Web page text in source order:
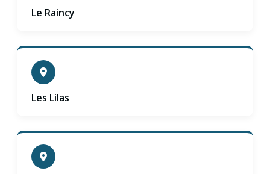
Le Raincy
Les Lilas